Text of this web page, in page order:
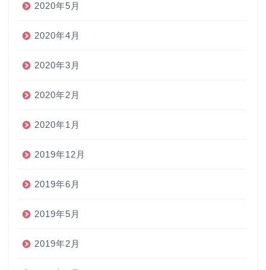
2020年5月
2020年4月
2020年3月
2020年2月
2020年1月
2019年12月
2019年6月
2019年5月
2019年2月